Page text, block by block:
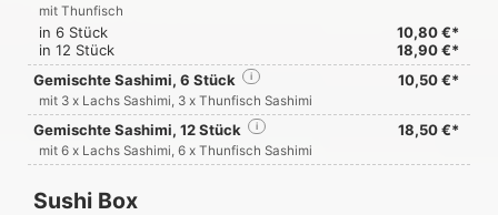
mit Thunfisch
in 6 Stück
10,80 €*
in 12 Stück
18,90 €*
Gemischte Sashimi, 6 Stück
10,50 €*
i
mit 3 x Lachs Sashimi, 3 x Thunfisch Sashimi
Gemischte Sashimi, 12 Stück 18,50 €*
i
mit 6 x Lachs Sashimi, 6 x Thunfisch Sashimi
Sushi Box